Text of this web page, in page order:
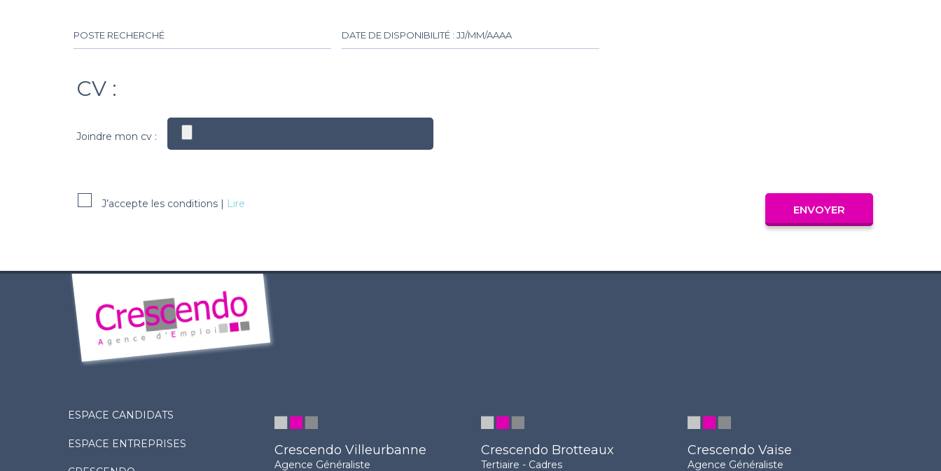
CV :
Joindre mon cv :
J’accepte les conditions | Lire
ESPACE CANDIDATS
ESPACE ENTREPRISES Crescendo Villeurbanne
Agence Généraliste
Crescendo Brotteaux
Tertiaire - Cadres
Crescendo Vaise
Agence Généraliste